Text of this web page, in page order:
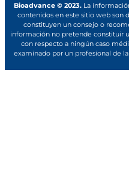
Bioadvance © 2023.La
contenidos en este sitio web son
constituyen un consejo o
información no pretende constituir
con respecto a ningún caso
examinado por un profesional de